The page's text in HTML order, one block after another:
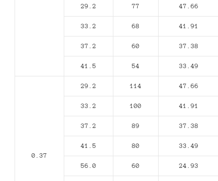
29.2 77 47.66
33.2 68 41.91
37.2 60 37.38
41.5 54 33.49
0.37
29.2 114 47.66
33.2 100 41.91
37.2 89 37.38
41.5 80 33.49
56.0 60 24.93